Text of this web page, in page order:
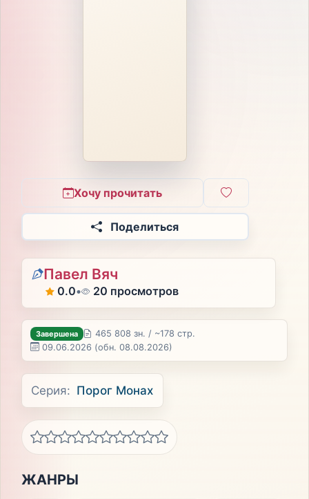
Хочу прочитать
Поделиться
Павел Вяч
0.0• 20 просмотров
Завершена
465 808 зн. / ~178 стр.
09.06.2026 (обн. 08.08.2026)
Серия: Порог Монах
ЖАНРЫ